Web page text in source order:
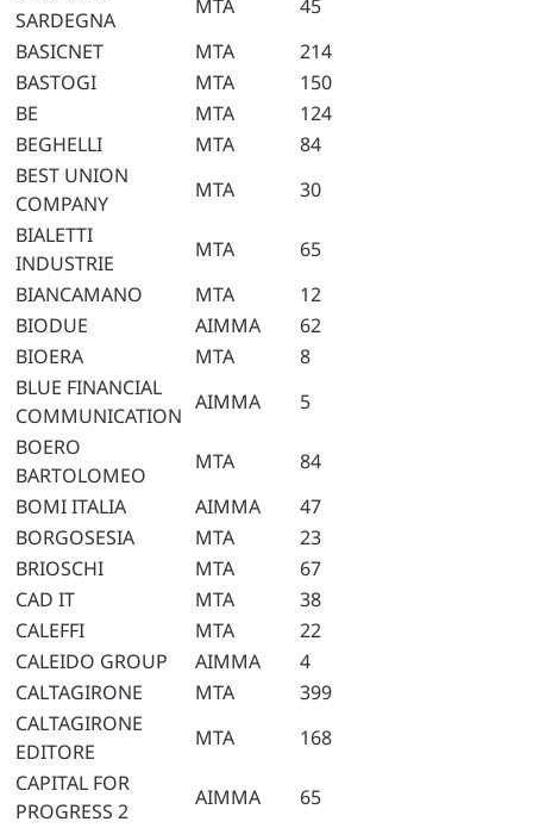
SARDEGNA
MTA
45
BASICNET
MTA
214
BASTOGI
MTA
150
BE
MTA
124
BEGHELLI
MTA
84
BEST UNION
COMPANY
MTA
30
BIALETTI
INDUSTRIE
MTA
65
BIANCAMANO
MTA
12
BIODUE
AIMMA
62
BIOERA
MTA
8
BLUE FINANCIAL
COMMUNICATION
AIMMA
5
BOERO
BARTOLOMEO
MTA
84
BOMI ITALIA
AIMMA
47
BORGOSESIA
MTA
23
BRIOSCHI
MTA
67
CAD IT
MTA
38
CALEFFI
MTA
22
CALEIDO GROUP
AIMMA
4
CALTAGIRONE
MTA
399
CALTAGIRONE
EDITORE
MTA
168
CAPITAL FOR
PROGRESS 2
AIMMA
65